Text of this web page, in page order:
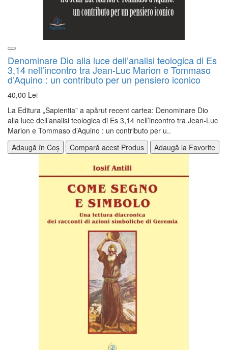
Denominare Dio alla luce dell’analisi teologica di Es
3,14 nell’incontro tra Jean-Luc Marion e Tommaso
d’Aquino : un contributo per un pensiero iconico
40,00 Lei
La Editura „Sapientia” a apărut recent cartea: Denominare Dio
alla luce dell’analisi teologica di Es 3,14 nell’incontro tra Jean-Luc
Marion e Tommaso d’Aquino : un contributo per u..
Adaugă în Coș
Compară acest Produs Adaugă la Favorite